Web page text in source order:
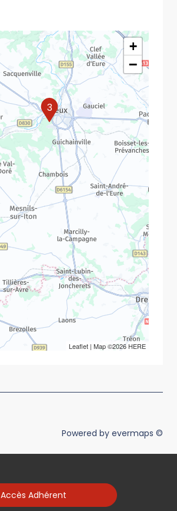
3
+
−
Leaflet| Map ©2026 HERE
Powered by evermaps ©
Accès Adhérent